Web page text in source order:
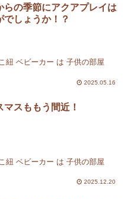
らの季節にアクアプレイは
でしょうか！？
紐 ベビーカー は 子供の部屋
2025.05.16
マスももう間近！
紐 ベビーカー は 子供の部屋
2025.12.20